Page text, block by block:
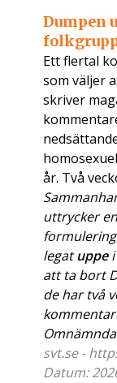
Dumpen
Ett flertal
som väljer
skriver
år. Två
uttrycker
legatuppei
att ta bort
de har två
svt.se -
Datum: